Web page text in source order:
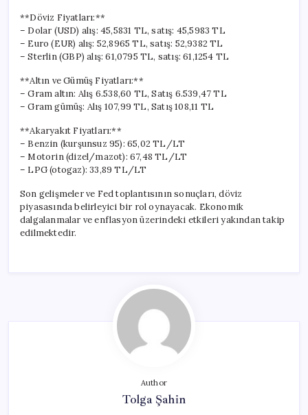
**Döviz Fiyatları:**
– Dolar (USD) alış: 45,5831 TL, satış: 45,5983 TL
– Euro (EUR) alış: 52,8965 TL, satış: 52,9382 TL
– Sterlin (GBP) alış: 61,0795 TL, satış: 61,1254 TL
**Altın ve Gümüş Fiyatları:**
– Gram altın: Alış 6.538,60 TL, Satış 6.539,47 TL
– Gram gümüş: Alış 107,99 TL, Satış 108,11 TL
**Akaryakıt Fiyatları:**
– Benzin (kurşunsuz 95): 65,02 TL/LT
– Motorin (dizel/mazot): 67,48 TL/LT
– LPG (otogaz): 33,89 TL/LT
Son gelişmeler ve Fed toplantısının sonuçları, döviz
piyasasında belirleyici bir rol oynayacak. Ekonomik
dalgalanmalar ve enflasyon üzerindeki etkileri yakından takip
edilmektedir.
Author
Tolga Şahin